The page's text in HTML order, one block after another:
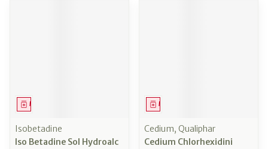
Médicament
Isobetadine
Iso Betadine Sol Hydroalc
Médicament
Cedium, Qualiphar
Cedium Chlorhexidini